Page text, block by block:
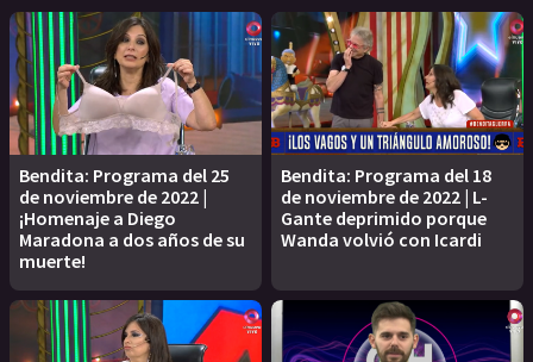
Bendita: Programa del 25
de noviembre de 2022 |
¡Homenaje a Diego
Maradona a dos años de su
muerte!
Bendita: Programa del 18
de noviembre de 2022 | L-
Gante deprimido porque
Wanda volvió con Icardi